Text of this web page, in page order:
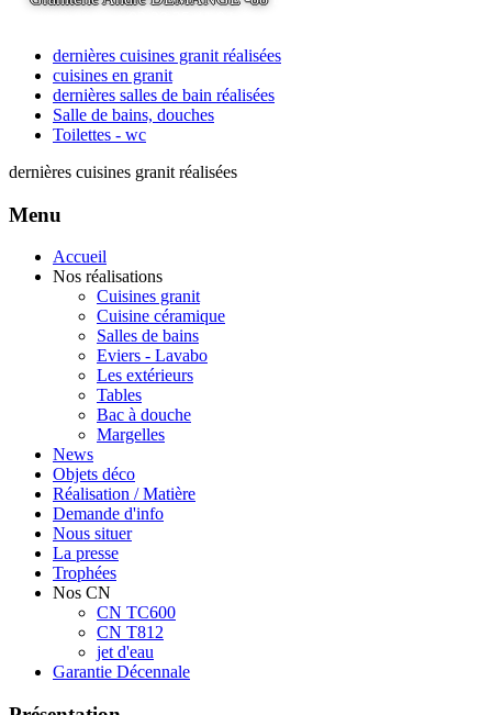
dernières cuisines granit réalisées
cuisines en granit
dernières salles de bain réalisées
Salle de bains, douches
Toilettes - wc
dernières cuisines granit réalisées
Menu
Accueil
Nos réalisations
Cuisines granit
Cuisine céramique
Salles de bains
Eviers - Lavabo
Les extérieurs
Tables
Bac à douche
Margelles
News
Objets déco
Réalisation / Matière
Demande d'info
Nous situer
La presse
Trophées
Nos CN
CN TC600
CN T812
jet d'eau
Garantie Décennale